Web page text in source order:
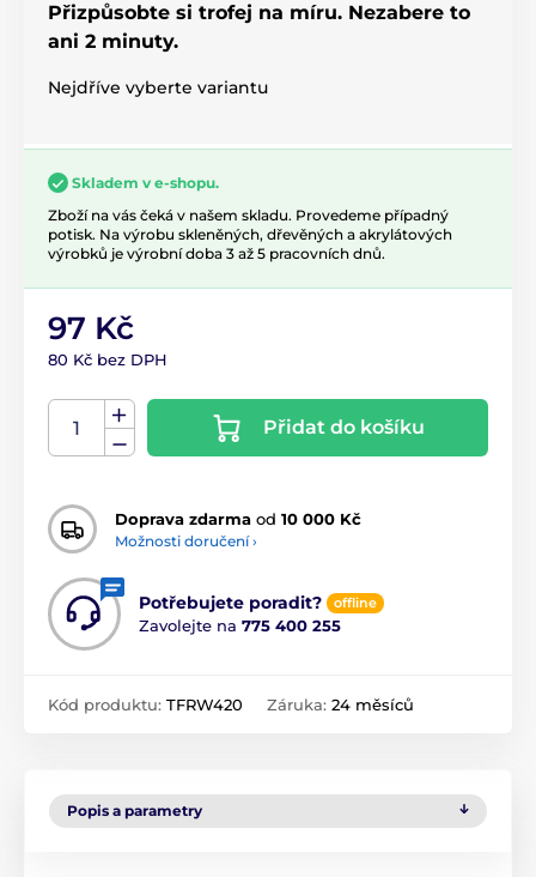
Přizpůsobte si trofej na míru. Nezabere to
ani 2 minuty.
Nejdříve vyberte variantu
Skladem v e-shopu.
Zboží na vás čeká v našem skladu. Provedeme případný
potisk. Na výrobu skleněných, dřevěných a akrylátových
výrobků je výrobní doba 3 až 5 pracovních dnů.
97 Kč
80 Kč bez DPH
Přidat do košíku
Doprava zdarma od 10 000 Kč
Možnosti doručení ›
Potřebujete poradit? offline
Zavolejte na 775 400 255
Kód produktu: TFRW420 Záruka: 24 měsíců
Popis a parametry